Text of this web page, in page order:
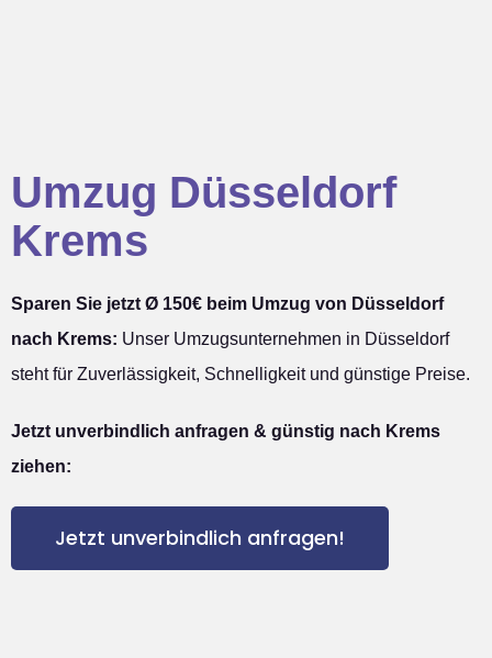
Umzug Düsseldorf
Krems
Sparen Sie jetzt Ø 150€ beim Umzug von Düsseldorf
nach Krems: Unser Umzugsunternehmen in Düsseldorf
steht für Zuverlässigkeit, Schnelligkeit und günstige Preise.
Jetzt unverbindlich anfragen & günstig nach Krems
ziehen:
Jetzt unverbindlich anfragen!